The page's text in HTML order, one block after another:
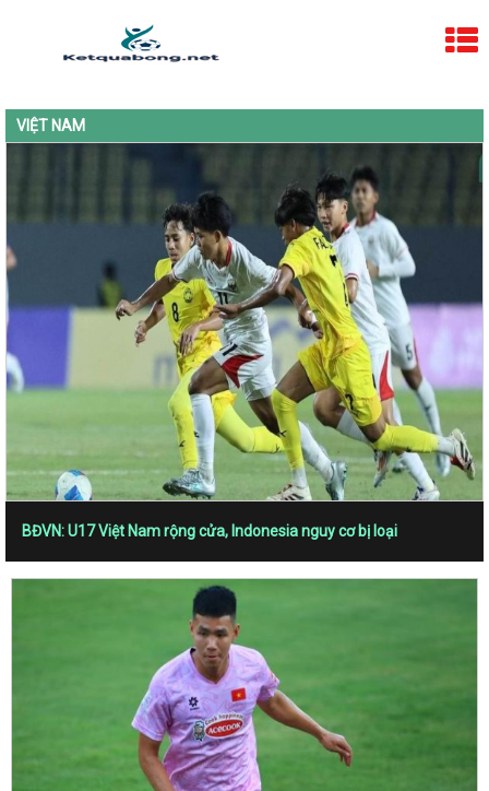
VIỆT NAM
BĐVN: U17 Việt Nam rộng cửa, Indonesia nguy cơ bị loại